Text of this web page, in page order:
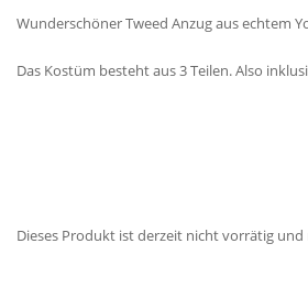
Wunderschöner Tweed Anzug aus echtem
Das Kostüm besteht aus 3 Teilen. Also
Dieses Produkt ist derzeit nicht vorrätig